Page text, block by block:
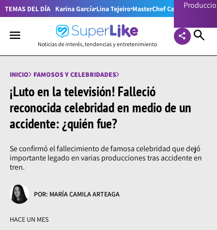
TEMAS DEL DÍA Karina García Lina Tejeiro MasterChef Celebrity
Noticias de interés, tendencias y entretenimiento
INICIO FAMOSOS Y CELEBRIDADES
¡Luto en la televisión! Falleció
reconocida celebridad en medio de un
accidente: ¿quién fue?
Se confirmó el fallecimiento de famosa celebridad que dejó
importante legado en varias producciones tras accidente en
tren.
POR: MARÍA CAMILA ARTEAGA
HACE UN MES